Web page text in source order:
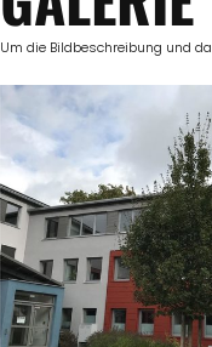
Um die Bildbeschreibung und